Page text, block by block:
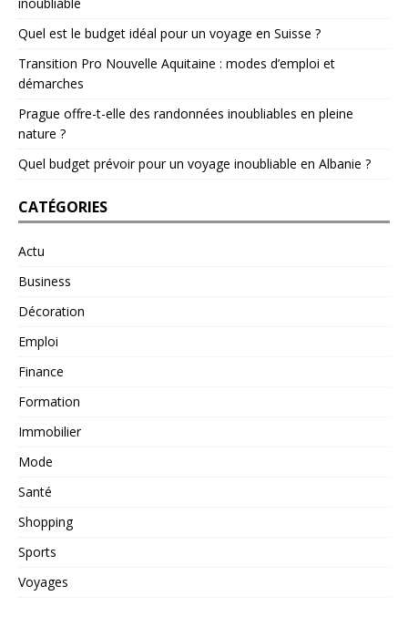
Quel est le budget idéal pour un voyage en Suisse ?
Transition Pro Nouvelle Aquitaine : modes d’emploi et
démarches
Prague offre-t-elle des randonnées inoubliables en pleine
nature ?
Quel budget prévoir pour un voyage inoubliable en Albanie ?
CATÉGORIES
Actu
Business
Décoration
Emploi
Finance
Formation
Immobilier
Mode
Santé
Shopping
Sports
Voyages